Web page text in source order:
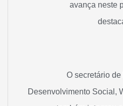
avança neste
O secretário
Desenvolvimento Social,